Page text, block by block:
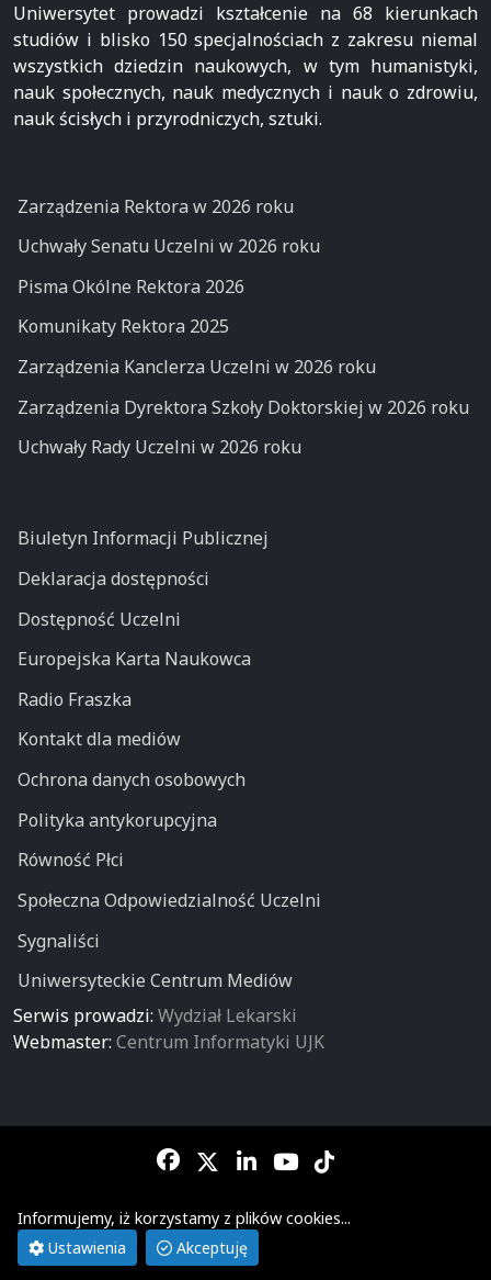
Uniwersytet prowadzi kształcenie na 68 kierunkach
studiów i blisko 150 specjalnościach z zakresu niemal
wszystkich dziedzin naukowych, w tym humanistyki,
nauk społecznych, nauk medycznych i nauk o zdrowiu,
nauk ścisłych i przyrodniczych, sztuki.
Zarządzenia Rektora w 2026 roku
Uchwały Senatu Uczelni w 2026 roku
Pisma Okólne Rektora 2026
Komunikaty Rektora 2025
Zarządzenia Kanclerza Uczelni w 2026 roku
Zarządzenia Dyrektora Szkoły Doktorskiej w 2026 roku
Uchwały Rady Uczelni w 2026 roku
Biuletyn Informacji Publicznej
Deklaracja dostępności
Dostępność Uczelni
Europejska Karta Naukowca
Radio Fraszka
Kontakt dla mediów
Ochrona danych osobowych
Polityka antykorupcyjna
Równość Płci
Społeczna Odpowiedzialność Uczelni
Sygnaliści
Uniwersyteckie Centrum Mediów
Serwis prowadzi: Wydział Lekarski
Webmaster: Centrum Informatyki UJK
© Wydział Lekarski - Collegium Medicum - Uniwersytetu Jana
Kochanowskiego w Kielcach
Informujemy, iż korzystamy z plików cookies...
Ustawienia
Akceptuję